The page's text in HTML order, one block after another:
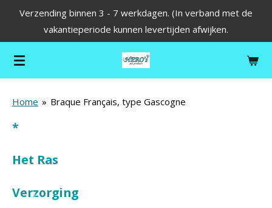
de
hoofdinhoud
Verzending binnen 3 - 7 werkdagen. (In verband met de
vakantieperiode kunnen levertijden afwijken.
Home » Braque Français, type Gascogne
*
Het Ras
Verzorging